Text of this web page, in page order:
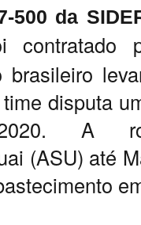
500 da
contratado
brasileiro
disputa
2020. A
(ASU) até